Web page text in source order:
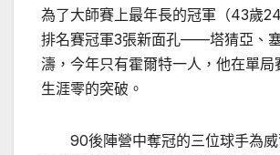
為了大師賽上最年長的冠軍（43歲
排名賽冠軍3張新面孔——塔猜亞、
濤，今年只有霍爾特一人，他在單局
生涯零的突破。
90後陣營中奪冠的三位球手為威